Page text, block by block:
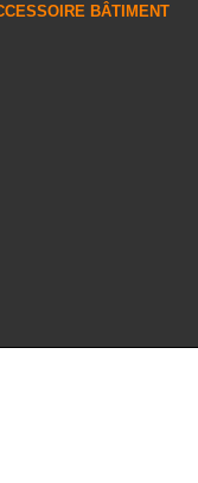
BÂTIMENT